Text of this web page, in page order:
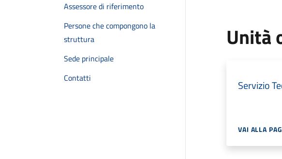
Assessore di riferimento
Persone che compongono la
struttura
Sede principale
Contatti
Unità
Servizio
VAI ALLA